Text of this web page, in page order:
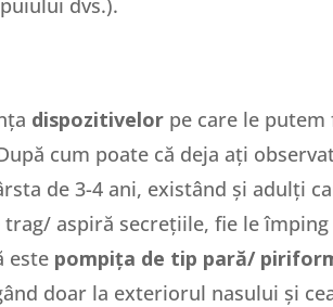
dispozitivelor pe care le
cum poate că deja ați
de 3-4 ani, existând și adulți
trag/ aspiră secrețiile, fie le
este pompița de tip pară/
doar la exteriorul nasului și